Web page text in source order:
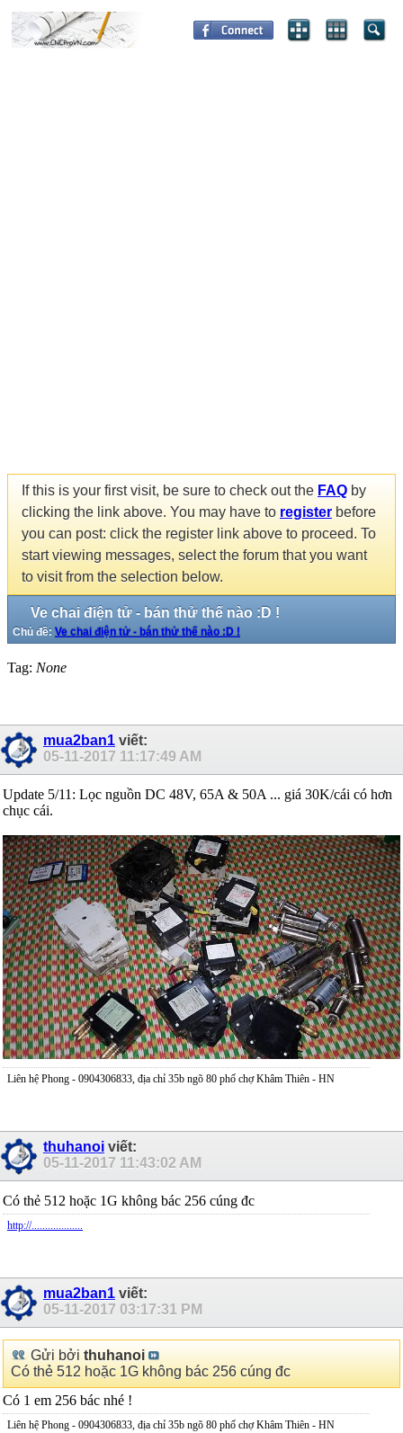
If this is your first visit, be sure to check out the FAQ by
clicking the link above. You may have to register before
you can post: click the register link above to proceed. To
start viewing messages, select the forum that you want
to visit from the selection below.
Ve chai điện tử - bán thử thế nào :D !
Chủ đề: Ve chai điện tử - bán thử thế nào :D !
Tag: None
mua2ban1 viết:
05-11-2017 11:17:49 AM
Update 5/11: Lọc nguồn DC 48V, 65A & 50A ... giá 30K/cái có hơn
chục cái.
Liên hệ Phong - 0904306833, địa chỉ 35b ngõ 80 phố chợ Khâm Thiên - HN
thuhanoi viết:
05-11-2017 11:43:02 AM
Có thẻ 512 hoặc 1G không bác 256 cúng đc
http://...................
mua2ban1 viết:
05-11-2017 03:17:31 PM
Gửi bởi thuhanoi
Có thẻ 512 hoặc 1G không bác 256 cúng đc
Có 1 em 256 bác nhé !
Liên hệ Phong - 0904306833, địa chỉ 35b ngõ 80 phố chợ Khâm Thiên - HN